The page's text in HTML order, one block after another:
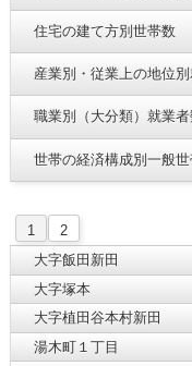
住宅の建て方別世帯数
産業別・従業上の地位
職業別（大分類）就業
世帯の経済構成別一般
1
2
大字飯田新田
大字塚本
大字植田谷本村新田
湯木町１丁目